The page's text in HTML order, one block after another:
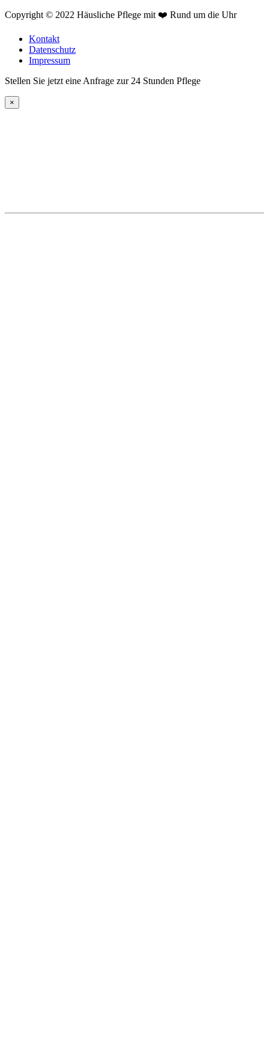
Copyright © 2022 Häusliche Pflege mit ❤️ Rund um die Uhr
Kontakt
Datenschutz
Impressum
Stellen Sie jetzt eine Anfrage zur 24 Stunden Pflege
×